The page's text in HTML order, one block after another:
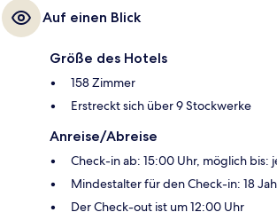
Auf einen Blick
Größe des Hotels
158 Zimmer
Erstreckt sich über 9 Stockwerke
Anreise/Abreise
Check-in ab: 15:00 Uhr, möglich bis:
Mindestalter für den Check-in: 18
Der Check-out ist um 12:00 Uhr